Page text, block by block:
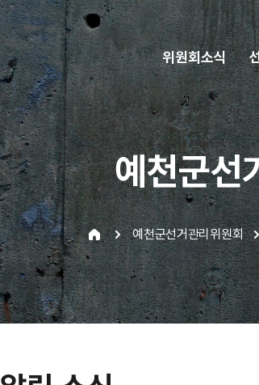
위원회소식
예천군선
예천군선거관리위원회